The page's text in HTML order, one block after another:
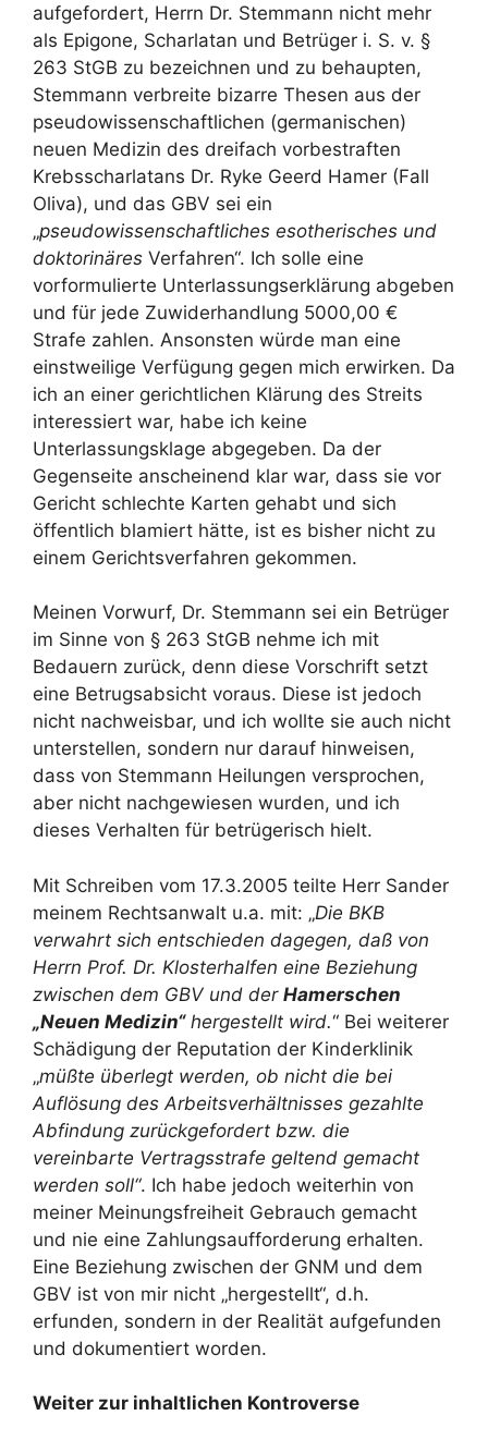
aufgefordert, Herrn Dr. Stemmann nicht mehr
als Epigone, Scharlatan und Betrüger i. S. v. §
263 StGB zu bezeichnen und zu behaupten,
Stemmann verbreite bizarre Thesen aus der
pseudowissenschaftlichen (germanischen)
neuen Medizin des dreifach vorbestraften
Krebsscharlatans Dr. Ryke Geerd Hamer (Fall
Oliva), und das GBV sei ein
„pseudowissenschaftliches esotherisches und
doktorinäres Verfahren“. Ich solle eine
vorformulierte Unterlassungserklärung abgeben
und für jede Zuwiderhandlung 5000,00 €
Strafe zahlen. Ansonsten würde man eine
einstweilige Verfügung gegen mich erwirken. Da
ich an einer gerichtlichen Klärung des Streits
interessiert war, habe ich keine
Unterlassungsklage abgegeben. Da der
Gegenseite anscheinend klar war, dass sie vor
Gericht schlechte Karten gehabt und sich
öffentlich blamiert hätte, ist es bisher nicht zu
einem Gerichtsverfahren gekommen.
Meinen Vorwurf, Dr. Stemmann sei ein Betrüger
im Sinne von § 263 StGB nehme ich mit
Bedauern zurück, denn diese Vorschrift setzt
eine Betrugsabsicht voraus. Diese ist jedoch
nicht nachweisbar, und ich wollte sie auch nicht
unterstellen, sondern nur darauf hinweisen,
dass von Stemmann Heilungen versprochen,
aber nicht nachgewiesen wurden, und ich
dieses Verhalten für betrügerisch hielt.
Mit Schreiben vom 17.3.2005 teilte Herr Sander
meinem Rechtsanwalt u.a. mit: „Die BKB
verwahrt sich entschieden dagegen, daß von
Herrn Prof. Dr. Klosterhalfen eine Beziehung
zwischen dem GBV und der Hamerschen
„Neuen Medizin“hergestellt wird.“ Bei weiterer
Schädigung der Reputation der Kinderklinik
„müßte überlegt werden, ob nicht die bei
Auflösung des Arbeitsverhältnisses gezahlte
Abfindung zurückgefordert bzw. die
vereinbarte Vertragsstrafe geltend gemacht
werden soll“. Ich habe jedoch weiterhin von
meiner Meinungsfreiheit Gebrauch gemacht
und nie eine Zahlungsaufforderung erhalten.
Eine Beziehung zwischen der GNM und dem
GBV ist von mir nicht „hergestellt“, d.h.
erfunden, sondern in der Realität aufgefunden
und dokumentiert worden.
Weiter zur inhaltlichen Kontroverse